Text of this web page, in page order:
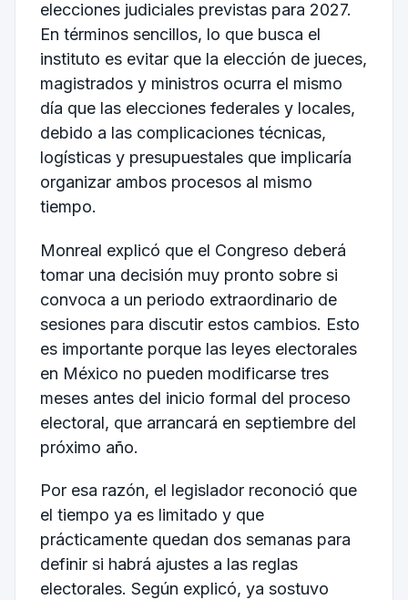
elecciones judiciales previstas para 2027.
En términos sencillos, lo que busca el
instituto es evitar que la elección de jueces,
magistrados y ministros ocurra el mismo
día que las elecciones federales y locales,
debido a las complicaciones técnicas,
logísticas y presupuestales que implicaría
organizar ambos procesos al mismo
tiempo.
Monreal explicó que el Congreso deberá
tomar una decisión muy pronto sobre si
convoca a un periodo extraordinario de
sesiones para discutir estos cambios. Esto
es importante porque las leyes electorales
en México no pueden modificarse tres
meses antes del inicio formal del proceso
electoral, que arrancará en septiembre del
próximo año.
Por esa razón, el legislador reconoció que
el tiempo ya es limitado y que
prácticamente quedan dos semanas para
definir si habrá ajustes a las reglas
electorales. Según explicó, ya sostuvo